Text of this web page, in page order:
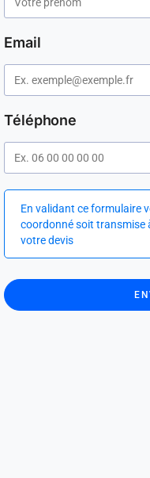
Email
Téléphone
En validant ce formulaire
coordonné soit transmise
votre devis